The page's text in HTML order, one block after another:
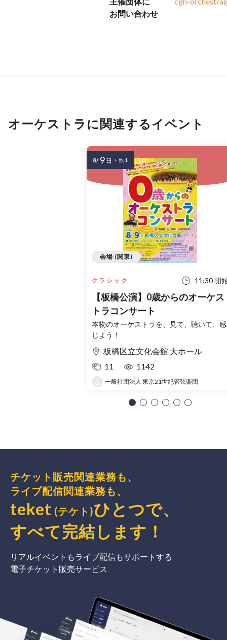
お問い合わせ
オーケストラに関連するイベント
クラシック 11:30 開
【板橋公演】0歳からのオーケス
トラコンサート
本物のオーケストラを、見て、聴いて、感
じよう！
板橋区立文化会館 大ホール
11
1142
一般社団法人 東京21世紀管弦楽団
会場 (関東)
8/ 9 日 + 他 1
チケット販売関連業務も、
ライブ配信関連業務も、
teket (テケト)ひとつで、
すべて完結 します ！
リアルイベントもライブ配信もサポートする
電子チケット販売サービス